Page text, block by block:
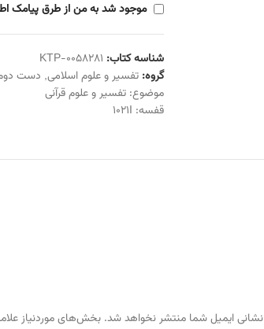
موجود شد به من از طرق پیامک
شناسه کتاب: KTP-0058281
گروه: تفسیر و علوم اسلامی, دست
موضوع:تفسیر و علوم قرآنی
قفسه: 1021I
نشانی ایمیل شما منتشر نخواهد شد. بخش‌های موردنیاز